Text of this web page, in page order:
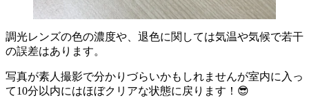
調光レンズの色の濃度や、退色に関しては気温や気候で若干
の誤差はあります。
写真が素人撮影で分かりづらいかもしれませんが室内に入っ
て10分以内にはほぼクリアな状態に戻ります！😎